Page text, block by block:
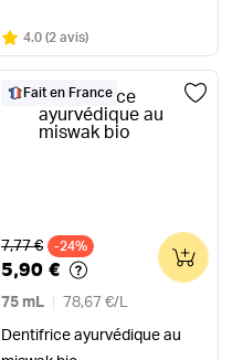
Note
4.0 sur 5
(2 avis)
Fait en France
Ancien prix
7,77 € -24%
5,90 €
75 mL 78,67 €/ L
Dentifrice ayurvédique au
0